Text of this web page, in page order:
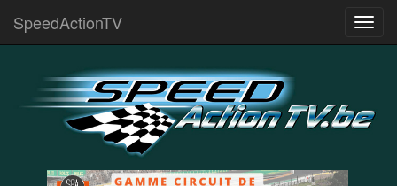
SpeedActionTV